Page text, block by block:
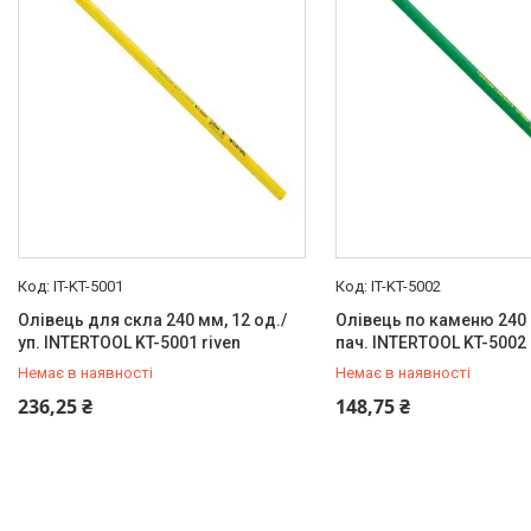
IT-KT-5001
Олівець для скла 240 мм, 12 од./
уп. INTERTOOL KT-5001 riven
Немає в наявності
236,25 ₴
+380 (99) 454-50-15
IT-KT-5002
Олівець по каменю
пач. INTERTOOL KT-
Немає в наявності
148,75 ₴
+380 (99) 454-50-15